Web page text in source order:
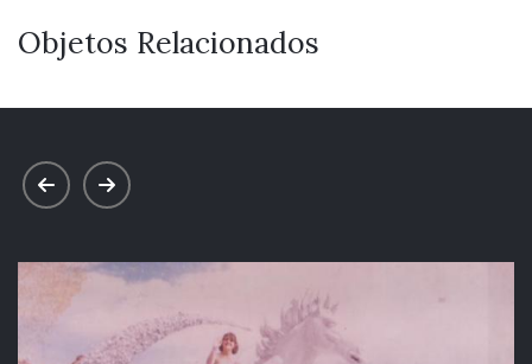
Objetos Relacionados
prev next